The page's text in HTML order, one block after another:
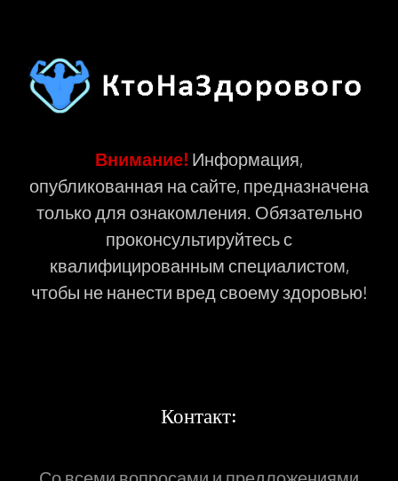
Внимание! Информация,
опубликованная на сайте, предназначена
только для ознакомления. Обязательно
проконсультируйтесь с
квалифицированным специалистом,
чтобы не нанести вред своему здоровью!
Контакт: